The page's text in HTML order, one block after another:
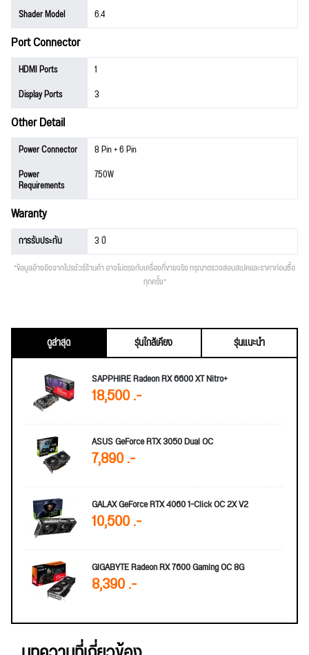
Shader Model
6.4
Port Connector
HDMI Ports
1
Display Ports
3
Other Detail
Power Connector
8 Pin + 6 Pin
Power
Requirements
750W
Waranty
การรับประกัน 3 ปี
*ข้อมูลอ้างอิงจากโปรชัวร์ร้านค้า อาจไม่ตรงกับเครื่องที่ขายจริง กรุณาตรวจสอบสเปคและราคาก่อนซื้อ
ทุกครั้ง*
ดูล่าสุด รุ่นใกล้เคียง
รุ่นแนะนำ
SAPPHIRE Radeon RX 6600 XT Nitro+
18,500 .-
ASUS GeForce RTX 3050 Dual OC
7,890 .-
GALAX GeForce RTX 4060 1-Click OC 2X V2
10,500 .-
GIGABYTE Radeon RX 7600 Gaming OC 8G
8,390 .-